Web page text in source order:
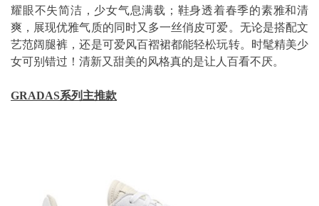
耀眼不失简洁，少女气息满载；鞋身透着春季的素雅和清
爽，展现优雅气质的同时又多一丝俏皮可爱。无论是搭配文
艺范阔腿裤，还是可爱风百褶裙都能轻松玩转。时髦精美少
女可别错过！清新又甜美的风格真的是让人百看不厌。
GRADAS系列主推款